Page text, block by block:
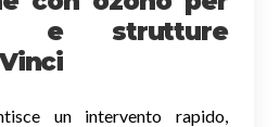
e strutture
un intervento rapido,